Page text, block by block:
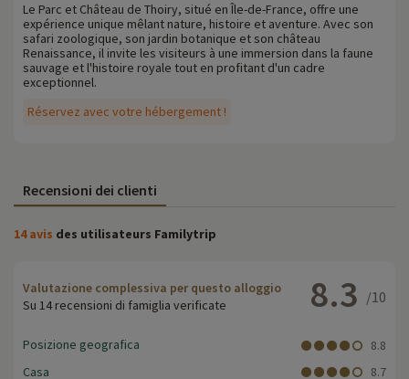
Réservez avec votre hébergement !
Le Parc et Château de Thoiry, situé en Île-de-France, offre une
expérience unique mêlant nature, histoire et aventure. Avec son
safari zoologique, son jardin botanique et son château
Renaissance, il invite les visiteurs à une immersion dans la faune
sauvage et l'histoire royale tout en profitant d'un cadre
exceptionnel.
Recensioni dei clienti
14 avis des utilisateurs Familytrip
Valutazione complessiva per questo alloggio
Su 14 recensioni di famiglia verificate
8.3 /10
Posizione geografica
8.8
Casa
8.7